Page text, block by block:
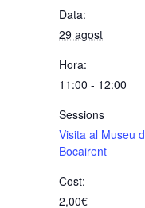
Data:
29 agost
Hora:
11:00 - 12:00
Sessions
Visita al Museu
Bocairent
Cost:
2,00€